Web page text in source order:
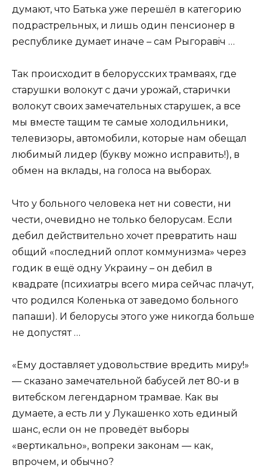
думают, что Батька уже перешёл в категорию
подрастрельных, и лишь один пенсионер в
республике думает иначе – сам Рыгоравiч …
Так происходит в белорусских трамваях, где
старушки волокут с дачи урожай, старички
волокут своих замечательных старушек, а все
мы вместе тащим те самые холодильники,
телевизоры, автомобили, которые нам обещал
любимый лидер (букву можно исправить!), в
обмен на вклады, на голоса на выборах.
Что у больного человека нет ни совести, ни
чести, очевидно не только белорусам. Если
дебил действительно хочет превратить наш
общий «последний оплот коммунизма» через
годик в ещё одну Украину – он дебил в
квадрате (психиатры всего мира сейчас плачут,
что родился Коленька от заведомо больного
папаши). И белорусы этого уже никогда больше
не допустят …
«Ему доставляет удовольствие вредить миру!»
— сказано замечательной бабусей лет 80-и в
витебском легендарном трамвае. Как вы
думаете, а есть ли у Лукашенко хоть единый
шанс, если он не проведёт выборы
«вертикально», вопреки законам — как,
впрочем, и обычно?